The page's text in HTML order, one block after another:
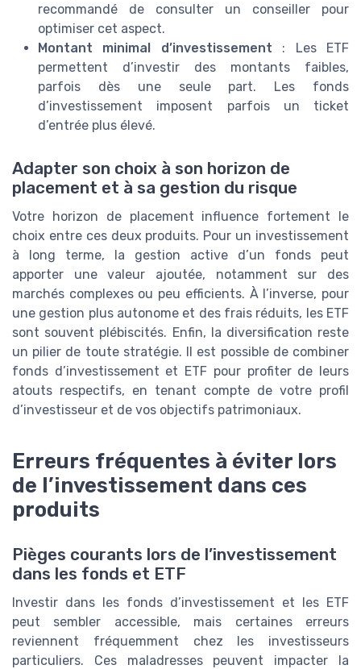
recommandé de consulter un conseiller pour
optimiser cet aspect.
Montant minimal d’investissement : Les ETF
permettent d’investir des montants faibles,
parfois dès une seule part. Les fonds
d’investissement imposent parfois un ticket
d’entrée plus élevé.
Adapter son choix à son horizon de
placement et à sa gestion du risque
Votre horizon de placement influence fortement le
choix entre ces deux produits. Pour un investissement
à long terme, la gestion active d’un fonds peut
apporter une valeur ajoutée, notamment sur des
marchés complexes ou peu efficients. À l’inverse, pour
une gestion plus autonome et des frais réduits, les ETF
sont souvent plébiscités. Enfin, la diversification reste
un pilier de toute stratégie. Il est possible de combiner
fonds d’investissement et ETF pour profiter de leurs
atouts respectifs, en tenant compte de votre profil
d’investisseur et de vos objectifs patrimoniaux.
Erreurs fréquentes à éviter lors
de l’investissement dans ces
produits
Pièges courants lors de l’investissement
dans les fonds et ETF
Investir dans les fonds d’investissement et les ETF
peut sembler accessible, mais certaines erreurs
reviennent fréquemment chez les investisseurs
particuliers. Ces maladresses peuvent impacter la